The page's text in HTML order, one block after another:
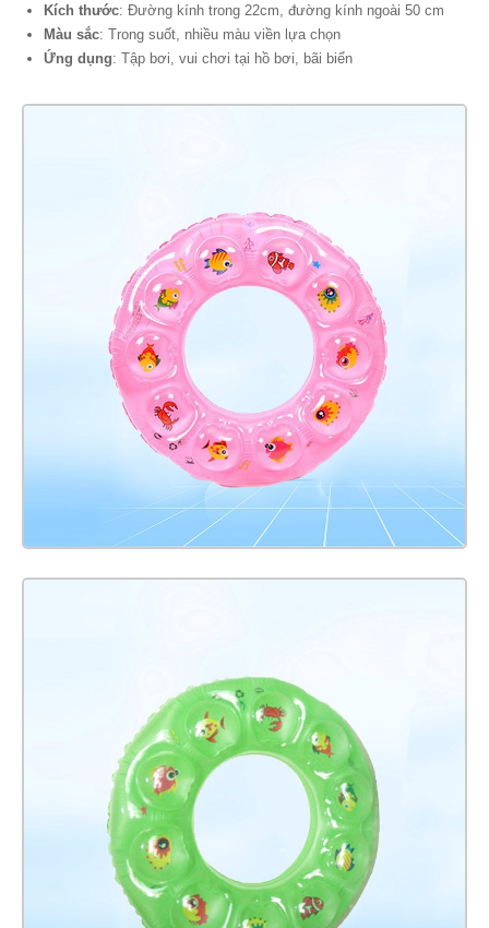
Kích thước: Đường kính trong 22cm, đường kính ngoài 50 cm
Màu sắc: Trong suốt, nhiều màu viền lựa chọn
Ứng dụng: Tập bơi, vui chơi tại hồ bơi, bãi biển